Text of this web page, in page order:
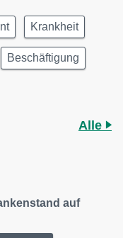
Krankheit
Beschäftigung
Alle
auf